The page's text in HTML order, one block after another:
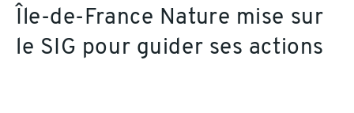
Île-de-France Nature mise sur
le SIG pour guider ses actions